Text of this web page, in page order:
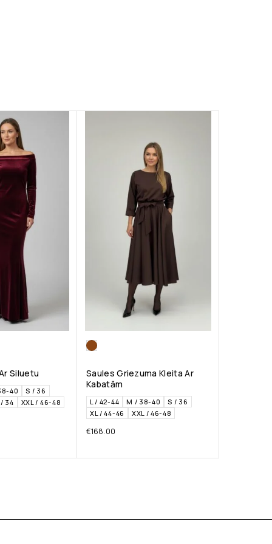
Siluetu
40
S / 36
34
XXL / 46-48
Saules Griezuma Kleita Ar
Kabatām
L / 42-44 M / 38-40
S / 36
XL / 44-46
XXL / 46-48
€168.00